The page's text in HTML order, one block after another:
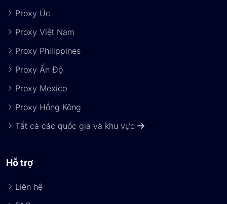
Proxy Úc
Proxy Việt Nam
Proxy Philippines
Proxy Ấn Độ
Proxy Mexico
Proxy Hồng Kông
Tất cả các quốc gia và khu vực
Hỗ trợ
Liên hệ